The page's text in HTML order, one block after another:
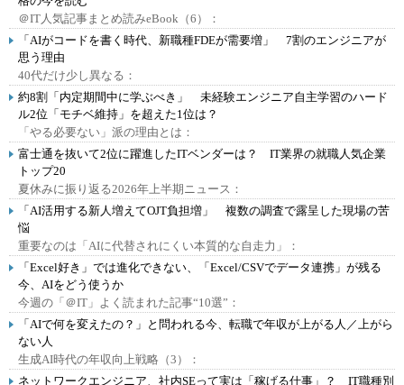
＠IT人気記事まとめ読みeBook（6）：
「AIがコードを書く時代、新職種FDEが需要増」 7割のエンジニアが
思う理由
40代だけ少し異なる：
約8割「内定期間中に学ぶべき」 未経験エンジニア自主学習のハード
ル2位「モチベ維持」を超えた1位は？
「やる必要ない」派の理由とは：
富士通を抜いて2位に躍進したITベンダーは？ IT業界の就職人気企業
トップ20
夏休みに振り返る2026年上半期ニュース：
「AI活用する新人増えてOJT負担増」 複数の調査で露呈した現場の苦
悩
重要なのは「AIに代替されにくい本質的な自走力」：
「Excel好き」では進化できない、「Excel/CSVでデータ連携」が残る
今、AIをどう使うか
今週の「＠IT」よく読まれた記事“10選”：
「AIで何を変えたの？」と問われる今、転職で年収が上がる人／上がら
ない人
生成AI時代の年収向上戦略（3）：
ネットワークエンジニア、社内SEって実は「稼げる仕事」？ IT職種別